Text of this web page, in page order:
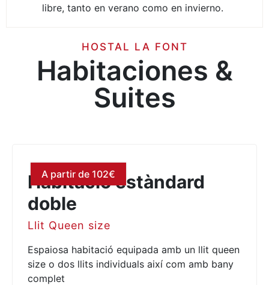
libre, tanto en verano como en invierno.
HOSTAL LA FONT
Habitaciones &
Suites
A partir de 102€
Habitació estàndard
doble
Llit Queen size
Espaiosa habitació equipada amb un llit queen
size o dos llits individuals així com amb bany
complet